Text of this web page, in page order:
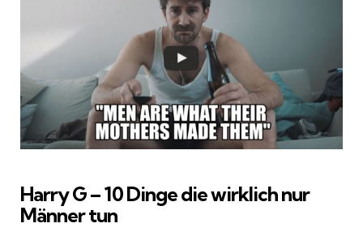
Harry G – 10 Dinge die wirklich nur
Männer tun